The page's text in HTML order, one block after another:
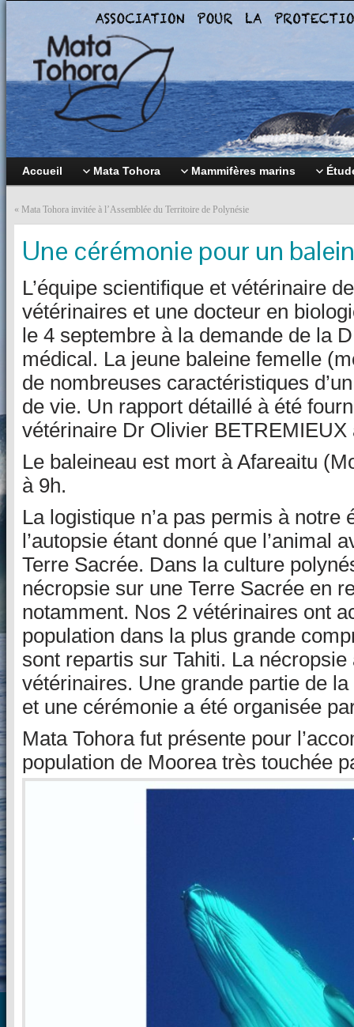
Accueil Mata Tohora Mammifères marins
« Mata Tohora invitée à l’Assemblée du Territoire de Polynésie
Une cérémonie pour un
L’équipe scientifique et vétérinaire
vétérinaires et une docteur en
le 4 septembre à la demande de la
médical. La jeune baleine femelle
de nombreuses caractéristiques
de vie. Un rapport détaillé à été
vétérinaire Dr Olivier BETREMIEUX
Le baleineau est mort à Afareaitu
à 9h.
La logistique n’a pas permis à notre
l’autopsie étant donné que l’animal
Terre Sacrée. Dans la culture
nécropsie sur une Terre Sacrée en
notamment. Nos 2 vétérinaires ont
population dans la plus grande
sont repartis sur Tahiti. La nécropsie
vétérinaires. Une grande partie de
et une cérémonie a été organisée
Mata Tohora fut présente pour
population de Moorea très touchée